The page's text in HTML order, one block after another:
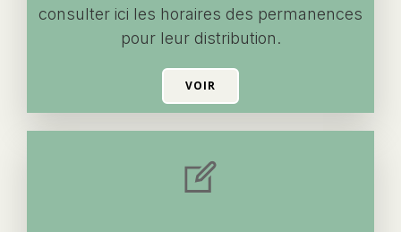
consulter ici les horaires des permanences
pour leur distribution.
VOIR